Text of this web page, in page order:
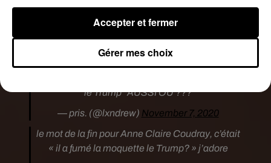
le trump? » �xܭ�xܭ�xܭ�xܭ�xܭ
— �ئÈپÈ�د �x!Èx!� (@v0nleopold)
November 7, 2020
le Trump" AUSSI OU ???
— pris. (@lxndrew) November 7, 2020
le mot de la fin pour Anne Claire Coudray, c’était
« il a fumé la moquette le Trump? » j’adore
Gérer mes choix
Accepter et fermer